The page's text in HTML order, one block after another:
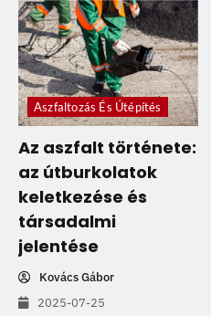
Aszfaltozás És Útépítés
Az aszfalt története:
az útburkolatok
keletkezése és
társadalmi
jelentése
Kovács Gábor
2025-07-25